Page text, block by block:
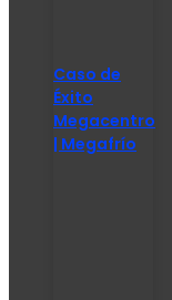
Caso de
Éxito
Megacentro
| Megafrío